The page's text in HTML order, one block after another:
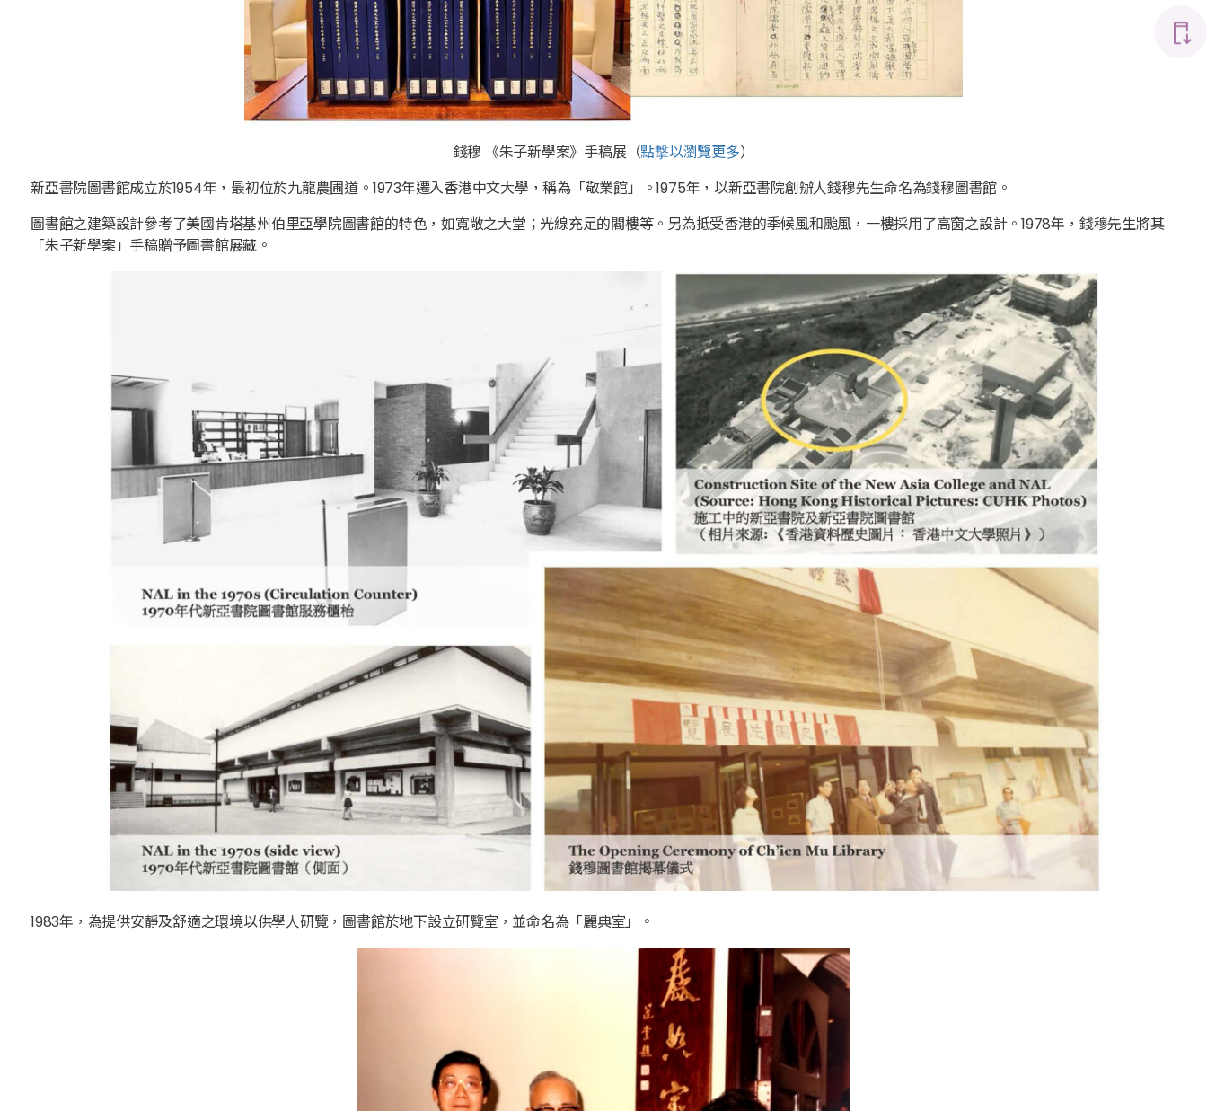
錢穆 《朱子新學案》手稿展（點撃以瀏覽更多）
新亞書院圖書館成立於1954年，最初位於九龍農圃道。1973年遷入香港中文大學，稱為「敬業館」。1975年，以新亞書院創辦人錢穆先生命名為錢穆圖書館。
圖書館之建築設計參考了美國肯塔基州伯里亞學院圖書館的特色，如寬敞之大堂；光線充足的閣樓等。另為抵受香港的季候風和颱風，一樓採用了高窗之設計。1978年，錢穆先生將其
「朱子新學案」手稿贈予圖書館展藏。
1983年，為提供安靜及舒適之環境以供學人研覽，圖書館於地下設立研覽室，並命名為「麗典室」。